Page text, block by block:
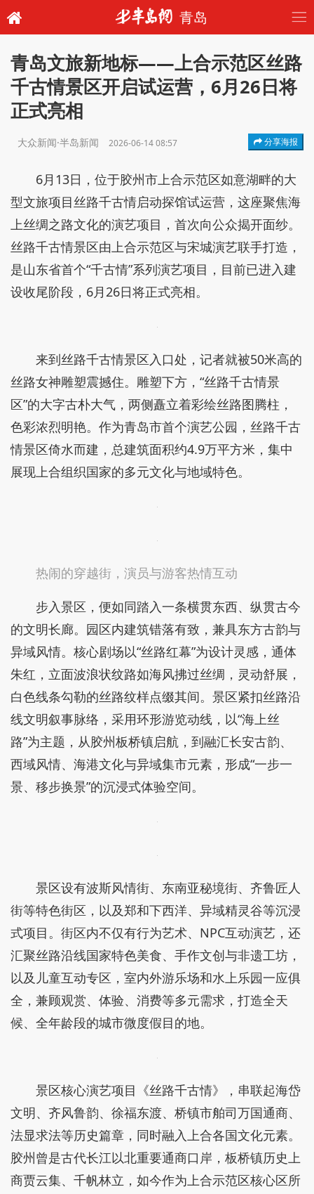
青岛
青岛文旅新地标——上合示范区丝路
千古情景区开启试运营，6月26日将
正式亮相
大众新闻·半岛新闻 2026-06-14 08:57 分享海报
6月13日，位于胶州市上合示范区如意湖畔的大
型文旅项目丝路千古情启动探馆试运营，这座聚焦海
上丝绸之路文化的演艺项目，首次向公众揭开面纱。
丝路千古情景区由上合示范区与宋城演艺联手打造，
是山东省首个“千古情”系列演艺项目，目前已进入建
设收尾阶段，6月26日将正式亮相。
来到丝路千古情景区入口处，记者就被50米高的
丝路女神雕塑震撼住。雕塑下方，“丝路千古情景
区”的大字古朴大气，两侧矗立着彩绘丝路图腾柱，
色彩浓烈明艳。作为青岛市首个演艺公园，丝路千古
情景区倚水而建，总建筑面积约4.9万平方米，集中
展现上合组织国家的多元文化与地域特色。
热闹的穿越街，演员与游客热情互动
步入景区，便如同踏入一条横贯东西、纵贯古今
的文明长廊。园区内建筑错落有致，兼具东方古韵与
异域风情。核心剧场以“丝路红幕”为设计灵感，通体
朱红，立面波浪状纹路如海风拂过丝绸，灵动舒展，
白色线条勾勒的丝路纹样点缀其间。景区紧扣丝路沿
线文明叙事脉络，采用环形游览动线，以“海上丝
路”为主题，从胶州板桥镇启航，到融汇长安古韵、
西域风情、海港文化与异域集市元素，形成“一步一
景、移步换景”的沉浸式体验空间。
景区设有波斯风情街、东南亚秘境街、齐鲁匠人
街等特色街区，以及郑和下西洋、异域精灵谷等沉浸
式项目。街区内不仅有行为艺术、NPC互动演艺，还
汇聚丝路沿线国家特色美食、手作文创与非遗工坊，
以及儿童互动专区，室内外游乐场和水上乐园一应俱
全，兼顾观赏、体验、消费等多元需求，打造全天
候、全年龄段的城市微度假目的地。
景区核心演艺项目《丝路千古情》，串联起海岱
文明、齐风鲁韵、徐福东渡、桥镇市舶司万国通商、
法显求法等历史篇章，同时融入上合各国文化元素。
胶州曾是古代长江以北重要通商口岸，板桥镇历史上
商贾云集、千帆林立，如今作为上合示范区核心区所